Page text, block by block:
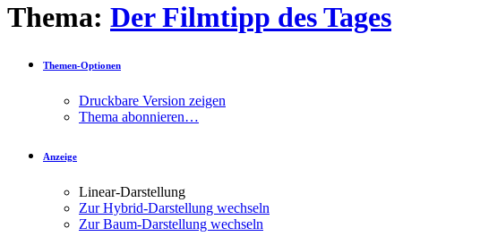
Thema: Der Filmtipp des Tages
Themen-Optionen
Druckbare Version zeigen
Thema abonnieren…
Anzeige
Linear-Darstellung
Zur Hybrid-Darstellung wechseln
Zur Baum-Darstellung wechseln